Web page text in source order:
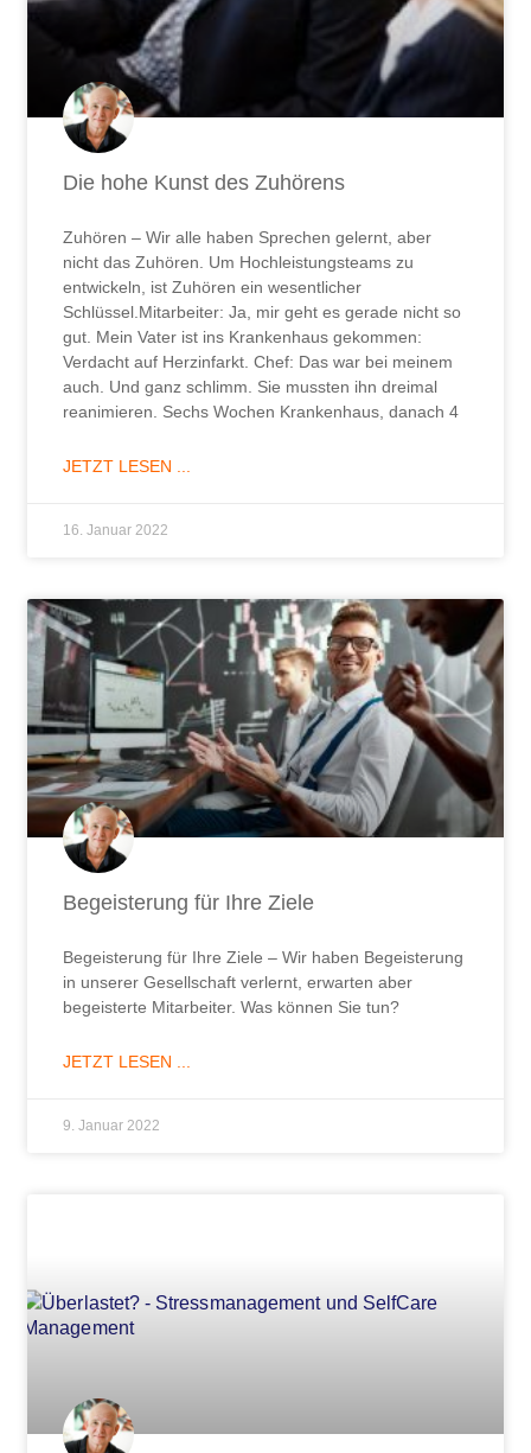
Die hohe Kunst des Zuhörens
Zuhören – Wir alle haben Sprechen gelernt, aber
nicht das Zuhören. Um Hochleistungsteams zu
entwickeln, ist Zuhören ein wesentlicher
Schlüssel.Mitarbeiter: Ja, mir geht es gerade nicht so
gut. Mein Vater ist ins Krankenhaus gekommen:
Verdacht auf Herzinfarkt. Chef: Das war bei meinem
auch. Und ganz schlimm. Sie mussten ihn dreimal
reanimieren. Sechs Wochen Krankenhaus, danach 4
JETZT LESEN ...
16. Januar 2022
Begeisterung für Ihre Ziele
Begeisterung für Ihre Ziele – Wir haben Begeisterung
in unserer Gesellschaft verlernt, erwarten aber
begeisterte Mitarbeiter. Was können Sie tun?
JETZT LESEN ...
9. Januar 2022